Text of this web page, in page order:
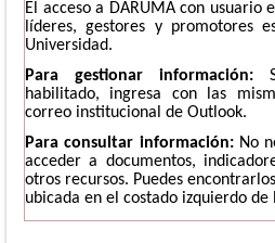
El acceso a DARUMA con usuario
líderes, gestores y promotores
Universidad.
Para gestionar información:
habilitado, ingresa con las
correo institucional de Outlook.
Para consultar información:No
acceder a documentos,
otros recursos. Puedes
ubicada en el costado izquierdo
registros
Anterior
Siguiente